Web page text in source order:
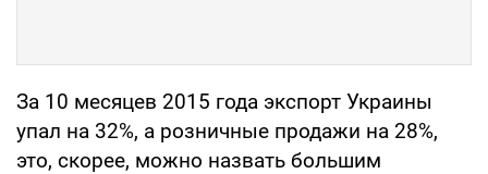
За 10 месяцев 2015 года экспорт Украины
упал на 32%, а розничные продажи на 28%,
это, скорее, можно назвать большим